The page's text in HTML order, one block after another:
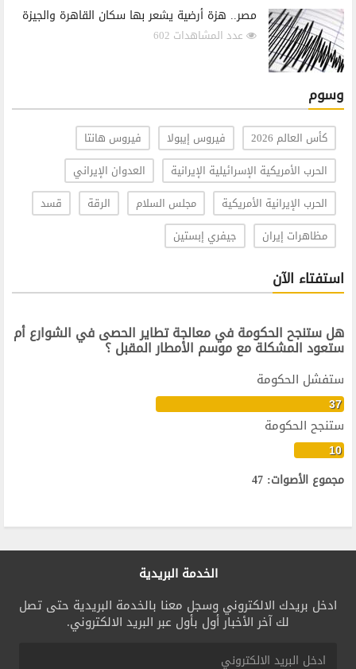
مصر.. هزة أرضية يشعر بها سكان القاهرة والجيزة
عدد المشاهدات 602
وسوم
كأس العالم 2026 فيروس إيبولا
فيروس هانتا
الحرب الأمريكية الإسرائيلية الإيرانية
العدوان الإيراني
الحرب الإيرانية الأمريكية
مجلس السلام الرقة
قسد
مظاهرات إيران
جيفري إبستين
استفتاء الآن
هل ستنجح الحكومة في معالجة تطاير الحصى في الشوارع أم
ستعود المشكلة مع موسم الأمطار المقبل ؟
ستفشل الحكومة
37
ستنجح الحكومة
10
مجموع الأصوات: 47
الخدمة البريدية
ادخل بريدك الالكتروني وسجل معنا بالخدمة البريدية حتى تصل
لك آخر الأخبار أول بأول عبر البريد الالكتروني.